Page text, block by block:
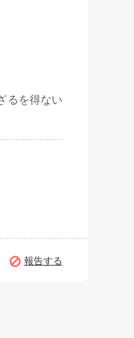
るを得ない
報告する